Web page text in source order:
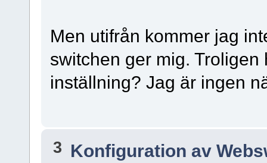
Men utifrån kommer jag
switchen ger mig.
inställning? Jag är ingen
3 Konfiguration av